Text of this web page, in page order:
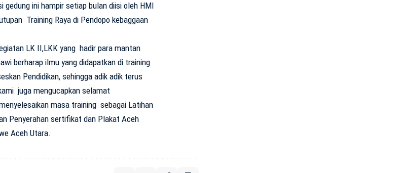
gedung ini hampir setiap bulan diisi oleh HMI
Training Raya di Pendopo kebaggaan
LK II,LKK yang hadir para mantan
berharap ilmu yang didapatkan di training
Pendidikan, sehingga adik adik terus
juga mengucapkan selamat
masa training sebagai Latihan
Penyerahan sertifikat dan Plakat Aceh
Aceh Utara.